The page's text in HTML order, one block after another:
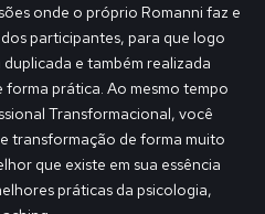
onde o próprio Romanni faz e
participantes, para que logo
e também realizada
prática. Ao mesmo tempo
Transformacional, você
transformação de forma muito
que existe em sua essência
práticas da psicologia,